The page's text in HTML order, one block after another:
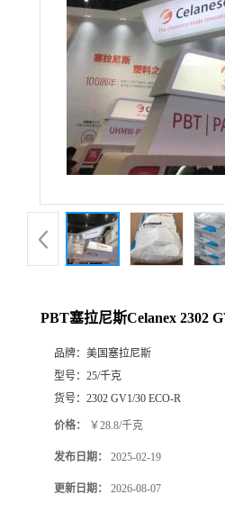
PBT塞拉尼斯Celanex 2302
品牌： 美国塞拉尼斯
型号： 25/千克
货号： 2302 GV1/30 ECO-R
价格： ￥28.8/千克
发布日期： 2025-02-19
更新日期： 2026-08-07